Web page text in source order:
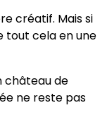
créatif. Mais si
tout cela en une
château de
ne reste pas